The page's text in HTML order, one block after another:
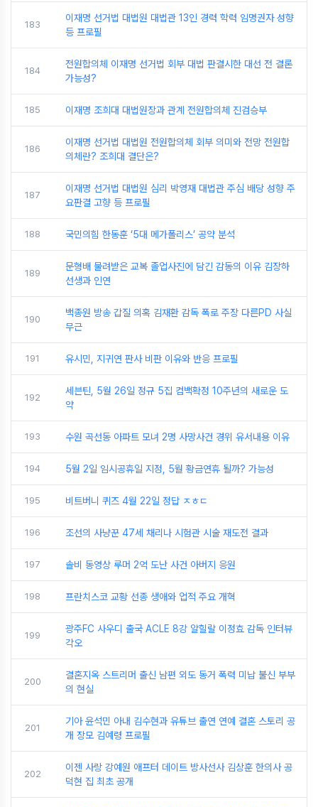
183
이재명 선거법 대법원 대법관 13인 경력 학력 임명권자 성향
등 프로필
184
전원합의체 이재명 선거법 회부 대법 판결시한 대선 전 결론
가능성?
185 이재명 조희대 대법원장과 관계 전원합의체 진검승부
186
이재명 선거법 대법원 전원합의체 회부 의미와 전망 전원합
의체란? 조희대 결단은?
187
이재명 선거법 대법원 심리 박영재 대법관 주심 배당 성향 주
요판결 고향 등 프로필
188 국민의힘 한동훈 ‘5대 메가폴리스’ 공약 분석
189
문형배 물려받은 교복 졸업사진에 담긴 감동의 이유 김장하
선생과 인연
190
백종원 방송 갑질 의혹 김재환 감독 폭로 주장 다른PD 사실
무근
191 유시민, 지귀연 판사 비판 이유와 반응 프로필
192
세븐틴, 5월 26일 정규 5집 컴백확정 10주년의 새로운 도
약
193 수원 곡선동 아파트 모녀 2명 사망사건 경위 유서내용 이유
194 5월 2일 임시공휴일 지정, 5월 황금연휴 될까? 가능성
195 비트버니 퀴즈 4월 22일 정답 ㅈㅎㄷ
196 조선의 사냥꾼 47세 채리나 시험관 시술 재도전 결과
197 솔비 동영상 루머 2억 도난 사건 아버지 응원
198 프란치스코 교황 선종 생애와 업적 주요 개혁
199
광주FC 사우디 출국 ACLE 8강 알힐랄 이정효 감독 인터뷰
각오
200
결혼지옥 스트리머 출신 남편 외도 동거 폭력 미납 불신 부부
의 현실
201
기아 윤석민 아내 김수현과 유튜브 출연 연예 결혼 스토리 공
개 장모 김예령 프로필
202
이젠 사랑 강예원 애프터 데이트 방사선사 김상훈 한의사 공
덕현 집 최초 공개